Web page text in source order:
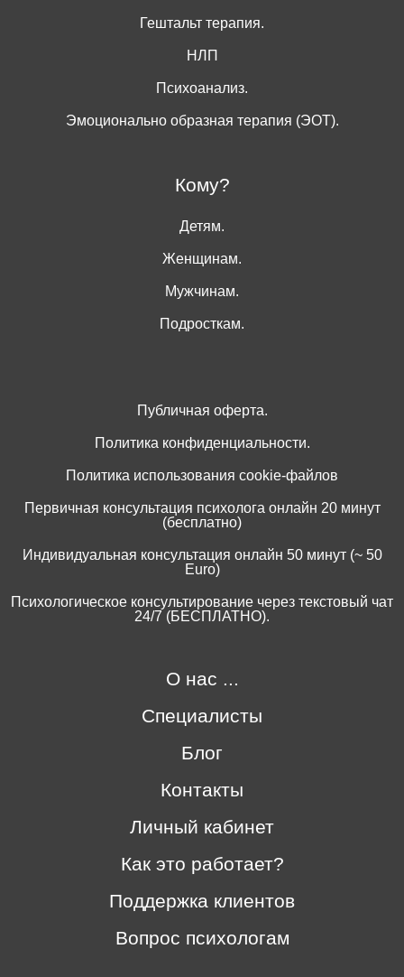
Гештальт терапия.
НЛП
Психоанализ.
Эмоционально образная терапия (ЭОТ).
Кому?
Детям.
Женщинам.
Мужчинам.
Подросткам.
Публичная оферта.
Политика конфиденциальности.
Политика использования cookie-файлов
Первичная консультация психолога онлайн 20 минут
(бесплатно)
Индивидуальная консультация онлайн 50 минут (~ 50
Euro)
Психологическое консультирование через текстовый чат
24/7 (БЕСПЛАТНО).
О нас ...
Специалисты
Блог
Контакты
Личный кабинет
Как это работает?
Поддержка клиентов
Вопрос психологам